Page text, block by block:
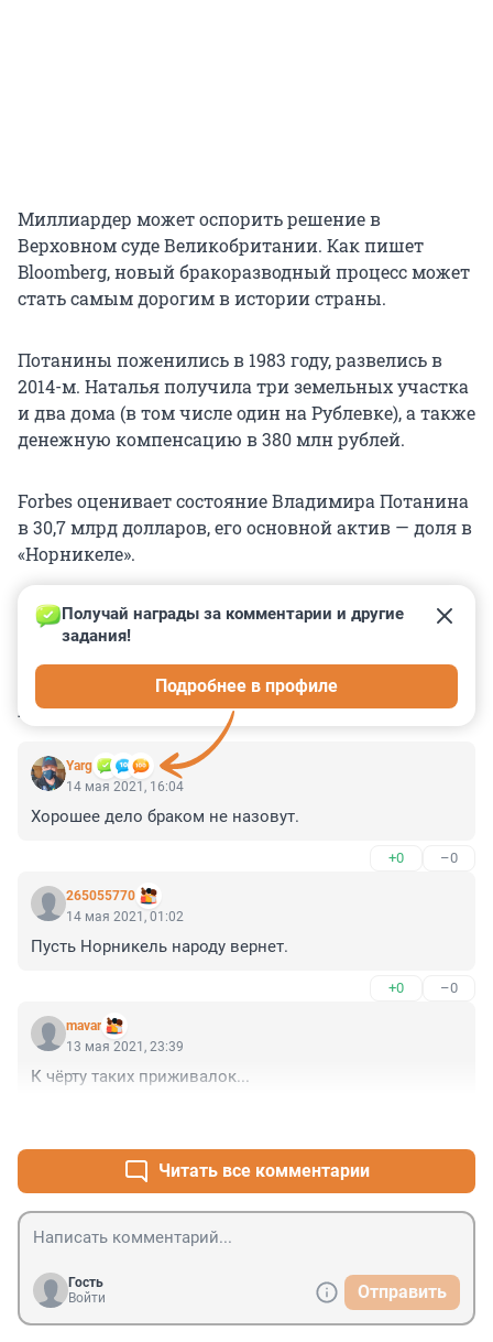
Миллиардер может оспорить решение в
Верховном суде Великобритании. Как пишет
Bloomberg, новый бракоразводный процесс может
стать самым дорогим в истории страны.
Потанины поженились в 1983 году, развелись в
2014-м. Наталья получила три земельных участка
и два дома (в том числе один на Рублевке), а также
денежную компенсацию в 380 млн рублей.
Forbes оценивает состояние Владимира Потанина
в 30,7 млрд долларов, его основной актив — доля в
«Норникеле».
КОММЕНТАРИИ 10
Yarg
Получай награды за комментарии и другие
задания!
Подробнее в профиле
14 мая 2021, 16:04
Хорошее дело браком не назовут.
+0 –0
265055770
14 мая 2021, 01:02
Пусть Норникель народу вернет.
+0 –0
mavar
13 мая 2021, 23:39
К чёрту таких приживалок...
Читать все комментарии
Гость
Войти
Отправить